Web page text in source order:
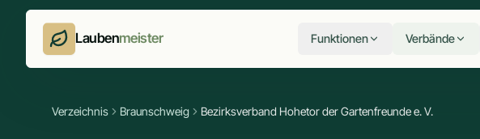
Laubenmeister Funktionen Verbände
Verzeichnis Braunschweig Bezirksverband Hohetor der Gartenfreunde e. V.